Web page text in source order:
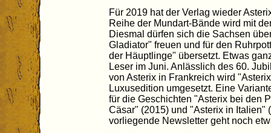
Für 2019 hat der Verlag wieder
Reihe der Mundart-Bände wird mit
Diesmal dürfen sich die Sachsen
Gladiator" freuen und für den
der Häuptlinge" übersetzt. Etwas
Leser im Juni. Anlässlich des 60.
von Asterix in Frankreich wird
Luxusedition umgesetzt. Eine
für die Geschichten "Asterix bei den
Cäsar" (2015) und "Asterix in Italien"
vorliegende Newsletter geht noch